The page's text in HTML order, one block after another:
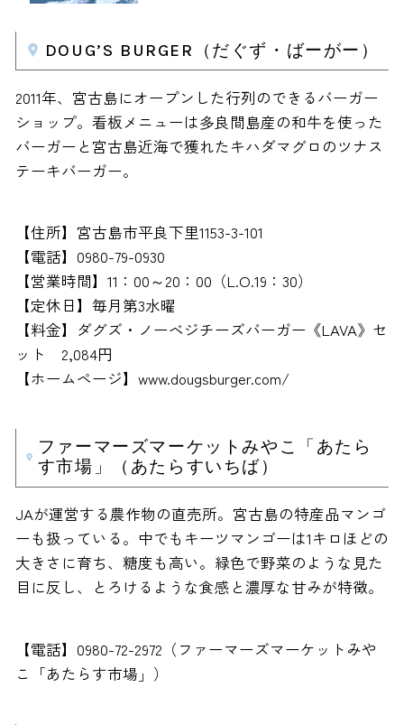
DOUG’S BURGER（だぐず・ばーがー）
2011年、宮古島にオープンした行列のできるバーガー
ショップ。看板メニューは多良間島産の和牛を使った
バーガーと宮古島近海で獲れたキハダマグロのツナス
テーキバーガー。
【住所】宮古島市平良下里1153-3-101
【電話】0980-79-0930
【営業時間】11：00～20：00（L.O.19：30）
【定休日】毎月第3水曜
【料金】ダグズ・ノーベジチーズバーガー《LAVA》セ
ット 2,084円
【ホームページ】www.dougsburger.com/
ファーマーズマーケットみやこ「あたら
す市場」（あたらすいちば）
JAが運営する農作物の直売所。宮古島の特産品マンゴ
ーも扱っている。中でもキーツマンゴーは1キロほどの
大きさに育ち、糖度も高い。緑色で野菜のような見た
目に反し、とろけるような食感と濃厚な甘みが特徴。
【電話】0980-72-2972（ファーマーズマーケットみや
こ「あたらす市場」）